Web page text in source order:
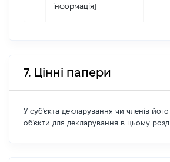
інформація]
7. Цінні папери
У суб'єкта декларування чи членів його
об'єкти для декларування в цьому